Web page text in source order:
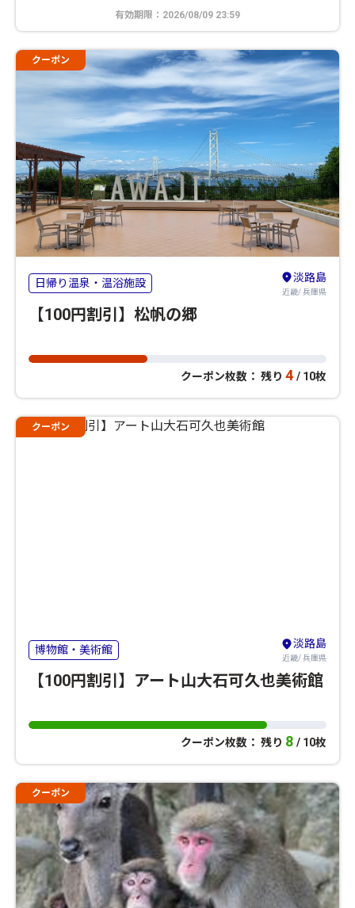
有効期限：2026/08/09 23:59
クーポン
日帰り温泉・温浴施設 淡路島
近畿/ 兵庫県
【100円割引】松帆の郷
クーポン枚数： 残り 4 / 10枚
クーポン
博物館・美術館 淡路島
近畿/ 兵庫県
【100円割引】アート山大石可久也美術館
クーポン枚数： 残り 8 / 10枚
クーポン